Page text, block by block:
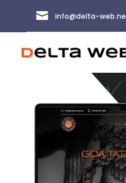
 info@delta-